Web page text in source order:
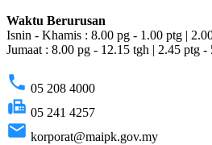
Waktu Berurusan
Isnin - Khamis : 8.00 pg - 1.00 ptg |
Jumaat : 8.00 pg - 12.15 tgh | 2.45 ptg -
phone 05 208 4000
fax 05 241 4257
email korporat@maipk.gov.my